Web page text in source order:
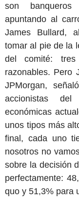
son
apuntando al
James Bullard,
tomar al pie de la
del comité:
razonables. Pero
JPMorgan,
accionistas
económicas
unos tipos más
final, cada uno
nosotros no
sobre la decisión
perfectamente:
quo y 51,3% para